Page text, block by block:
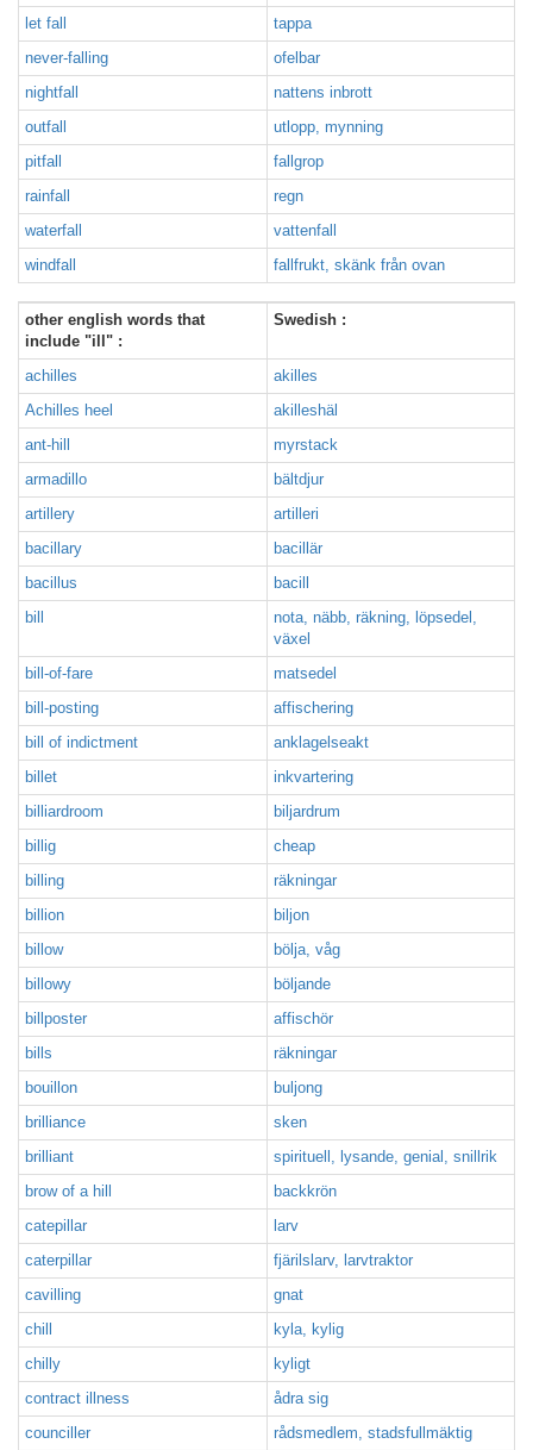
let fall
tappa
never-falling
ofelbar
nightfall
nattens inbrott
outfall
utlopp, mynning
pitfall
fallgrop
rainfall
regn
waterfall
vattenfall
windfall
fallfrukt, skänk från ovan
other english words that
include "ill" :
Swedish :
achilles
akilles
Achilles heel
akilleshäl
ant-hill
myrstack
armadillo
bältdjur
artillery
artilleri
bacillary
bacillär
bacillus
bacill
bill
nota, näbb, räkning, löpsedel,
växel
bill-of-fare
matsedel
bill-posting
affischering
bill of indictment
anklagelseakt
billet
inkvartering
billiardroom
biljardrum
billig
cheap
billing
räkningar
billion
biljon
billow
bölja, våg
billowy
böljande
billposter
affischör
bills
räkningar
bouillon
buljong
brilliance
sken
brilliant
spirituell, lysande, genial, snillrik
brow of a hill
backkrön
catepillar
larv
caterpillar
fjärilslarv, larvtraktor
cavilling
gnat
chill
kyla, kylig
chilly
kyligt
contract illness
ådra sig
counciller
rådsmedlem, stadsfullmäktig